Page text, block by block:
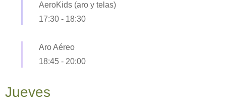
AeroKids (aro y telas)
17:30 - 18:30
Aro Aéreo
18:45 - 20:00
Jueves